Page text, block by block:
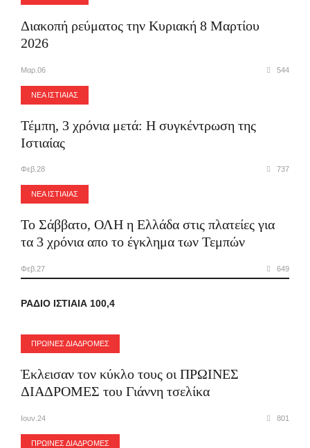
Διακοπή ρεύματος την Κυριακή 8 Μαρτίου
2026
Μαρ.06 544
ΝΕΑ ΙΣΤΙΑΙΑΣ
Τέμπη, 3 χρόνια μετά: Η συγκέντρωση της
Ιστιαίας
Φεβ.28 737
ΝΕΑ ΙΣΤΙΑΙΑΣ
Το Σάββατο, ΟΛΗ η Ελλάδα στις πλατείες για
τα 3 χρόνια απο το έγκλημα των Τεμπών
Φεβ.27 649
ΡΑΔΙΟ ΙΣΤΙΑΙΑ 100,4
ΠΡΩΙΝΕΣ ΔΙΑΔΡΟΜΕΣ
Έκλεισαν τον κύκλο τους οι ΠΡΩΙΝΕΣ
ΔΙΑΔΡΟΜΕΣ του Γιάννη τσελίκα
Ιουν.24 801
ΠΡΩΙΝΕΣ ΔΙΑΔΡΟΜΕΣ